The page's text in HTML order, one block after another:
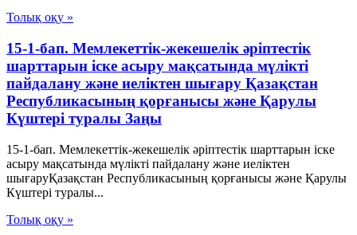
Толық оқу »
15-1-бап. Мемлекеттік-жекешелік әріптестік
шарттарын іске асыру мақсатында мүлікті
пайдалану және иеліктен шығару Қазақстан
Республикасының қорғанысы және Қарулы
Күштері туралы Заңы
15-1-бап. Мемлекеттік-жекешелік әріптестік шарттарын іске
асыру мақсатында мүлікті пайдалану және иеліктен
шығаруҚазақстан Республикасының қорғанысы және Қарулы
Күштері туралы...
Толық оқу »